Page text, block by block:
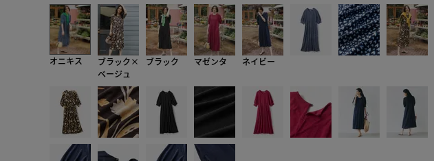
オニキス
ブラック×
ベージュ
ブラック マゼンタ ネイビー